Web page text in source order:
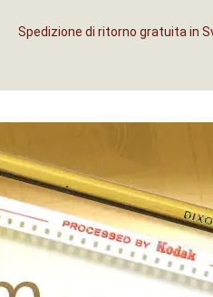
Spedizione di ritorno gratuita in